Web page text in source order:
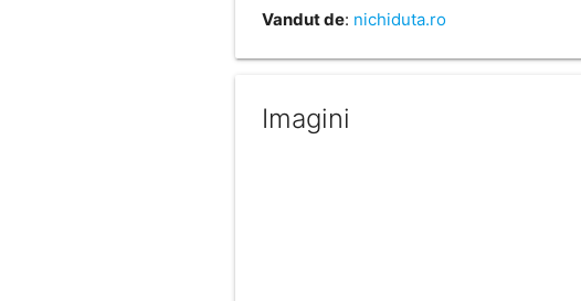
Vandut de: nichiduta.ro
Imagini